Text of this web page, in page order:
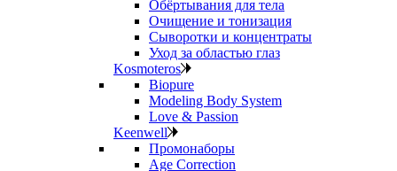
Обёртывания для тела
Очищение и тонизация
Сыворотки и концентраты
Уход за областью глаз
Kosmoteros
Biopure
Modeling Body System
Love & Passion
Keenwell
Промонаборы
Age Correction